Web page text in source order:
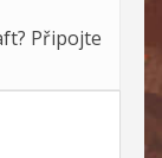
Připojte